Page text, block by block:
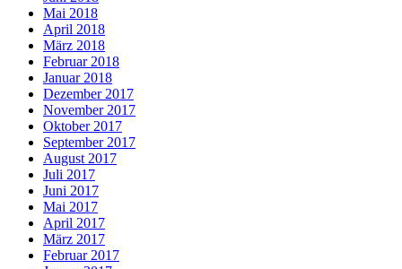
Mai 2018
April 2018
März 2018
Februar 2018
Januar 2018
Dezember 2017
November 2017
Oktober 2017
September 2017
August 2017
Juli 2017
Juni 2017
Mai 2017
April 2017
März 2017
Februar 2017